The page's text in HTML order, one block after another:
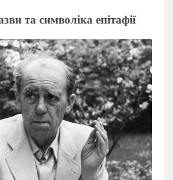
та символіка епітафії